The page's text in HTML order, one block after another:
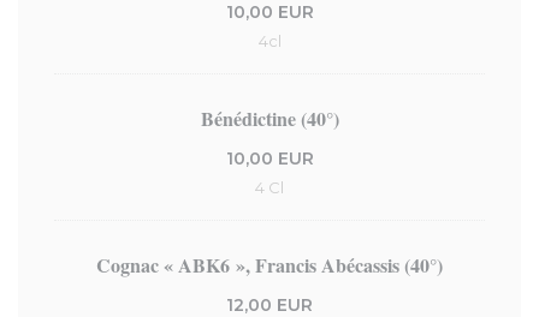
10,00 EUR
4cl
Bénédictine (40°)
10,00 EUR
4 Cl
Cognac « ABK6 », Francis Abécassis (40°)
12,00 EUR